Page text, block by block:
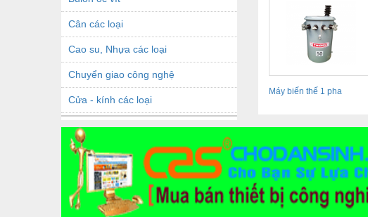
Cân các loại
Cao su, Nhựa các loại
Chuyển giao công nghệ
Cửa - kính các loại
Dầu khí - Thiết bị
Dây chuyền sản xuất
Dệt may - Thiết bị
Dầu mỡ công nghiệp
Máy biến thế 1 pha